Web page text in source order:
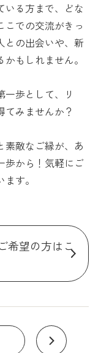
いる方まで、どな
こでの交流がきっ
との出会いや、新
もしれません。
歩として、リ
てみませんか？
素敵なご縁が、あ
歩から！気軽にご
す。
希望の方はこ